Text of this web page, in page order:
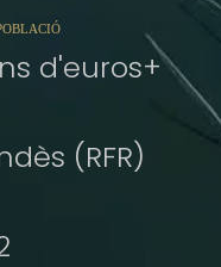
d'euros+
(RFR)